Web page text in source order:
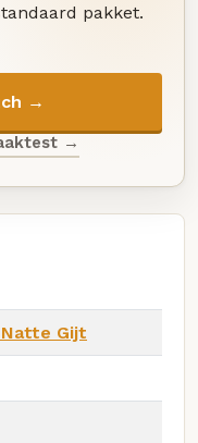
pakket.
→
→
Gijt